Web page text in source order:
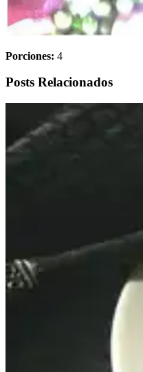
Porciones: 4
Posts Relacionados